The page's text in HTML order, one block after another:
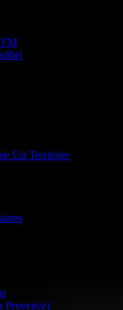
Un Territoire
Provence)